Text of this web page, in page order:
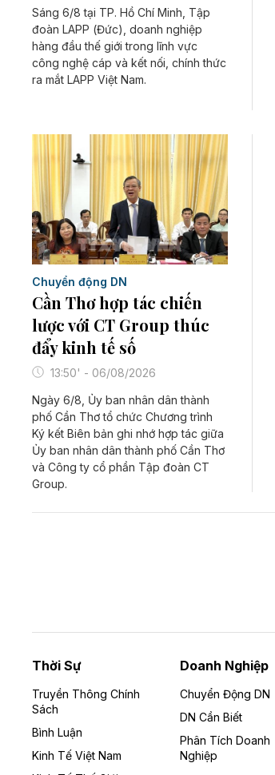
Sáng 6/8 tại TP. Hồ Chí Minh, Tập
đoàn LAPP (Đức), doanh nghiệp
hàng đầu thế giới trong lĩnh vực
công nghệ cáp và kết nối, chính thức
ra mắt LAPP Việt Nam.
Chuyển động DN
Cần Thơ hợp tác chiến
lược với CT Group thúc
đẩy kinh tế số
13:50' - 06/08/2026
Ngày 6/8, Ủy ban nhân dân thành
phố Cần Thơ tổ chức Chương trình
Ký kết Biên bản ghi nhớ hợp tác giữa
Ủy ban nhân dân thành phố Cần Thơ
và Công ty cổ phần Tập đoàn CT
Group.
Thời Sự
Truyền Thông Chính
Sách
Bình Luận
Kinh Tế Việt Nam
Doanh Nghiệp
Chuyển Động DN
DN Cần Biết
Phân Tích Doanh
Nghiệp